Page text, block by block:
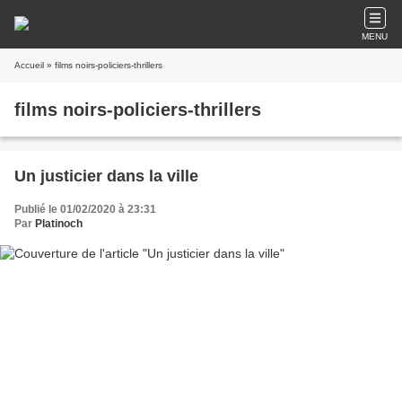
MENU
Accueil » films noirs-policiers-thrillers
films noirs-policiers-thrillers
Un justicier dans la ville
Publié le 01/02/2020 à 23:31
Par Platinoch